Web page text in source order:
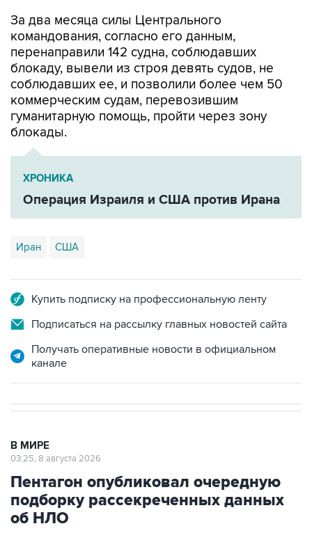
За два месяца силы Центрального
командования, согласно его данным,
перенаправили 142 судна, соблюдавших
блокаду, вывели из строя девять судов, не
соблюдавших ее, и позволили более чем 50
коммерческим судам, перевозившим
гуманитарную помощь, пройти через зону
блокады.
ХРОНИКА
Операция Израиля и США против Ирана
Иран США
Купить подписку на профессиональную ленту
Подписаться на рассылку главных новостей сайта
Получать оперативные новости в официальном
канале
В МИРЕ
03:25, 8 августа 2026
Пентагон опубликовал очередную
подборку рассекреченных данных
об НЛО